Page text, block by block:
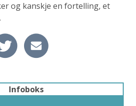
og kanskje en fortelling, et
Infoboks